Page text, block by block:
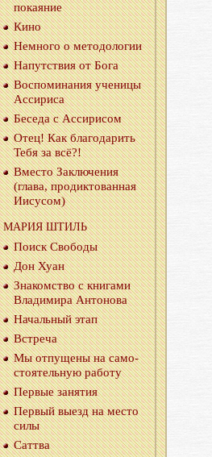
по­ка­я­ние
Кино
Немно­го о ме­то­до­ло­гии
На­пут­ствия от Бога
Вос­по­ми­на­ния уче­ни­цы
Ас­си­ри­са
Бе­се­да с Ас­си­ри­сом
Отец! Как бла­го­да­рить
Тебя за всё?!
Вме­сто За­клю­че­ния
(глава, про­дик­то­ван­ная
Иису­сом)
МАРИЯ ШТИЛЬ
Поиск Сво­бо­ды
Дон Хуан
Зна­ком­ство с кни­га­ми
Вла­ди­ми­ра Ан­то­но­ва
На­чаль­ный этап
Встре­ча
Мы от­пу­ще­ны на са­мо­
сто­я­тель­ную ра­бо­ту
Пер­вые за­ня­тия
Пер­вый выезд на место
силы
Саттва